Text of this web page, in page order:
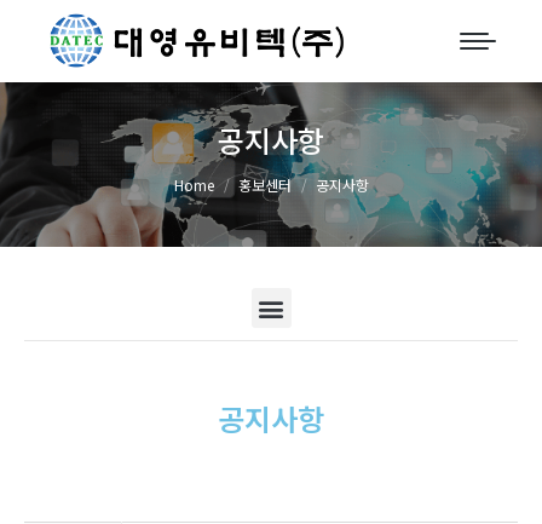
공지사항
You are here:
Home 홍보센터 공지사항
공지사항